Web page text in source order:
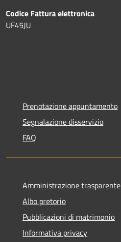
Codice Fattura elettronica
UF45JU
Prenotazione appuntamento
Segnalazione disservizio
FAQ
Amministrazione trasparente
Albo pretorio
Pubblicazioni di matrimonio
Informativa privacy